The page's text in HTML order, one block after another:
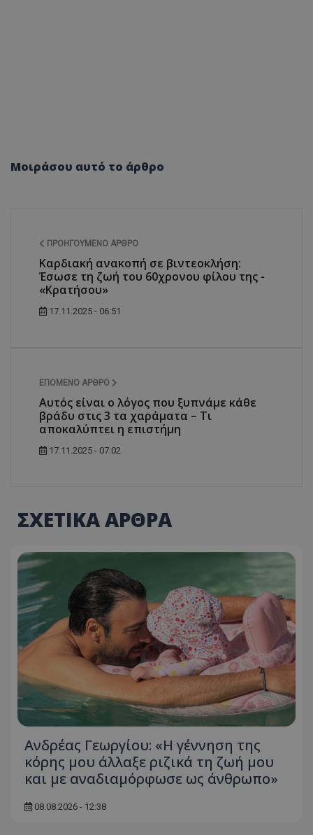
Μοιράσου αυτό το άρθρο
ΠΡΟΗΓΟΎΜΕΝΟ ΆΡΘΡΟ
Καρδιακή ανακοπή σε βιντεοκλήση:
Έσωσε τη ζωή του 60χρονου φίλου της -
«Κρατήσου»
17.11.2025 - 06:51
ΕΠΌΜΕΝΟ ΆΡΘΡΟ
Αυτός είναι ο λόγος που ξυπνάμε κάθε
βράδυ στις 3 τα χαράματα – Τι
αποκαλύπτει η επιστήμη
17.11.2025 - 07:02
ΣΧΕΤΙΚΑ ΑΡΘΡΑ
Ανδρέας Γεωργίου: «Η γέννηση της
κόρης μου άλλαξε ριζικά τη ζωή μου
και με αναδιαμόρφωσε ως άνθρωπο»
08.08.2026 - 12:38